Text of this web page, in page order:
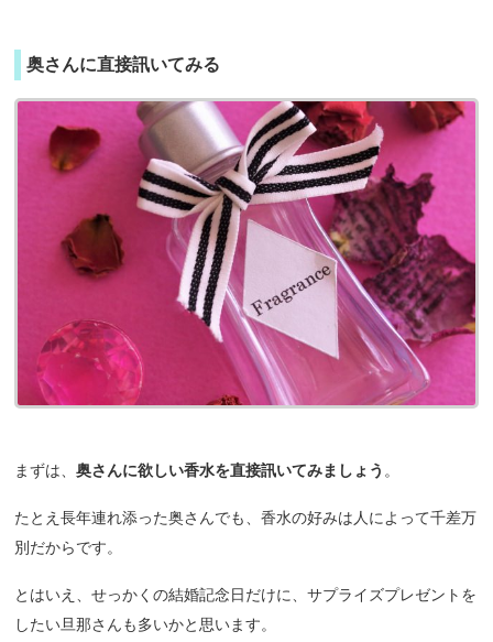
奥さんに直接訊いてみる
まずは、奥さんに欲しい香水を直接訊いてみましょう 。
たとえ長年連れ添った奥さんでも、香水の好みは人によって千差万
別だからです。
とはいえ、せっかくの結婚記念日だけに、サプライズプレゼントを
したい旦那さんも多いかと思います。